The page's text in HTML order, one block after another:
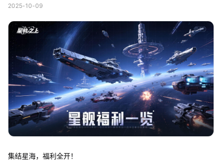
2025-10-09
集结星海，福利全开！